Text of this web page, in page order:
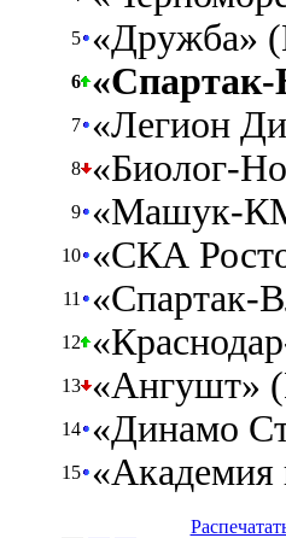
5 «Дружба»
6
7 «Легион
8 «Биолог-
9 «Машук-
10 «СКА
11 «Спартак-
12
13 «Ангушт»
14 «Динамо
15 «Академия